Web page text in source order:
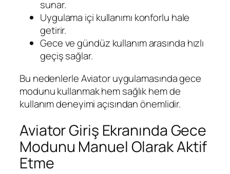
sunar.
Uygulama içi kullanımı konforlu hale
getirir.
Gece ve gündüz kullanım arasında hızlı
geçiş sağlar.
Bu nedenlerle Aviator uygulamasında gece
modunu kullanmak hem sağlık hem de
kullanım deneyimi açısından önemlidir.
Aviator Giriş Ekranında Gece
Modunu Manuel Olarak Aktif
Etme